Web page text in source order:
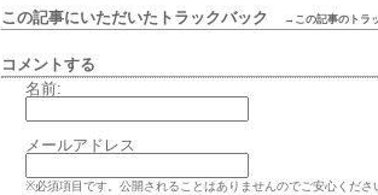
この記事にいただいたトラックバック →この記事のトラ
コメントする
名前:
メールアドレス
※必須項目です。公開されることはありませんのでご安心くださ